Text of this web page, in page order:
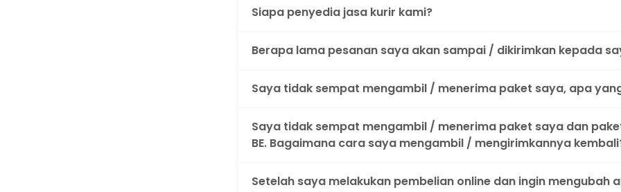
Siapa penyedia jasa kurir kami?
Berapa lama pesanan saya akan sampai / dikirimkan kepada
Saya tidak sempat mengambil / menerima paket saya, apa
Saya tidak sempat mengambil / menerima paket saya dan
BE. Bagaimana cara saya mengambil / mengirimkannya
Setelah saya melakukan pembelian online dan ingin mengubah